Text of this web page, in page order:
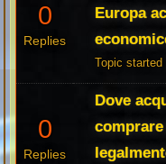
0
Replies
Europa
Topic
0
Replies
Dove